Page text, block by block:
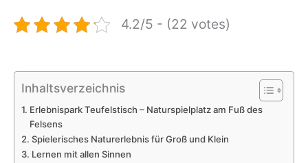
4.2/5 - (22 votes)
Inhaltsverzeichnis
Erlebnispark Teufelstisch – Naturspielplatz am Fuß des
Felsens
Spielerisches Naturerlebnis für Groß und Klein
Lernen mit allen Sinnen